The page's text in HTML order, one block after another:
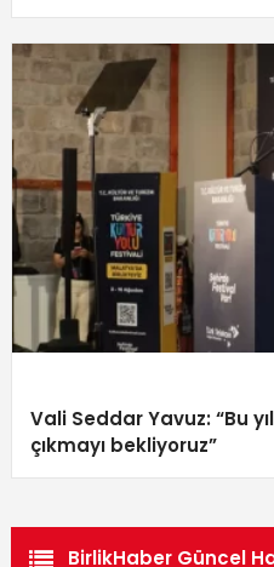
Vali Seddar Yavuz: “Bu
çıkmayı bekliyoruz”
BirlikHaber Güncel